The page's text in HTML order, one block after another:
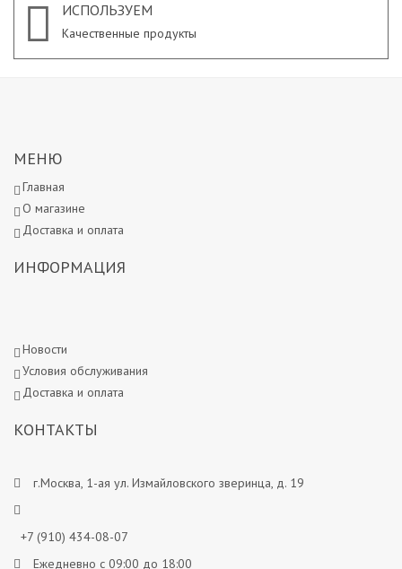
ИСПОЛЬЗУЕМ
Качественные продукты
МЕНЮ
Главная
О магазине
Доставка и оплата
ИНФОРМАЦИЯ
Новости
Условия обслуживания
Доставка и оплата
КОНТАКТЫ
г.Москва, 1-ая ул. Измайловского зверинца, д. 19
+7 (910) 434-08-07
Ежедневно с 09:00 до 18:00